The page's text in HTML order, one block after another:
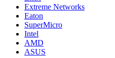
Extreme Networks
Eaton
SuperMicro
Intel
AMD
ASUS